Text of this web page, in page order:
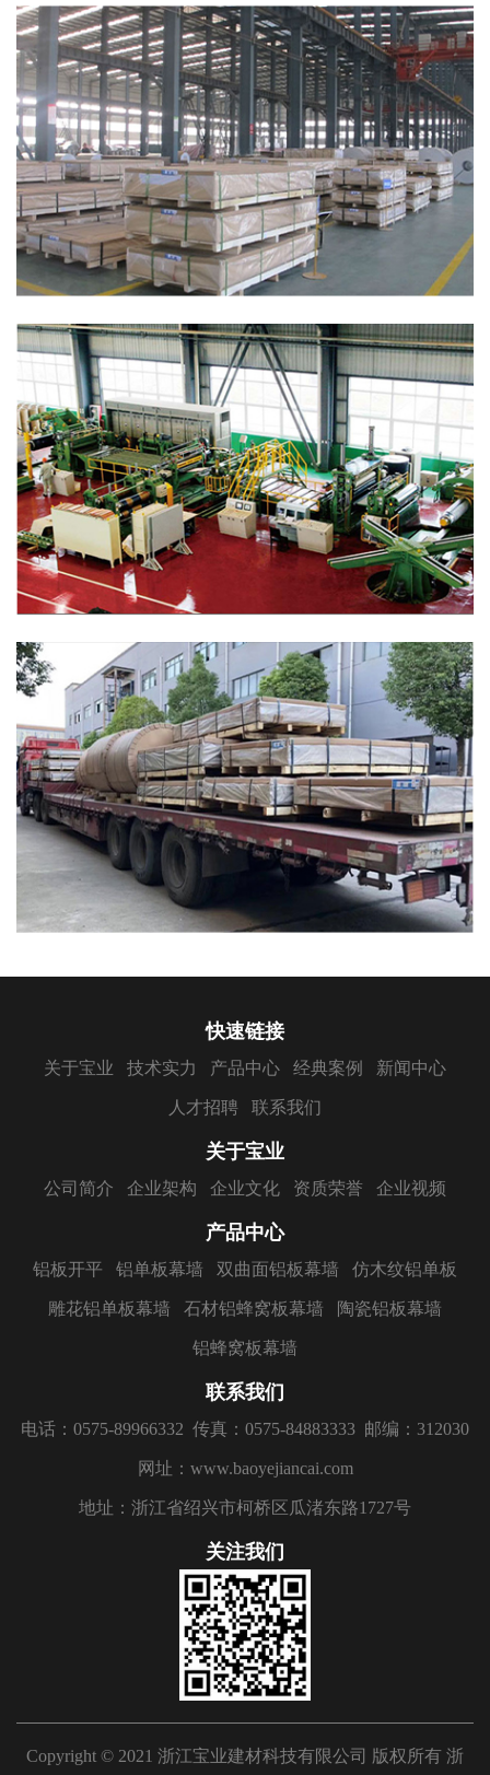
快速链接
关于宝业 技术实力 产品中心 经典案例 新闻中心
人才招聘 联系我们
关于宝业
公司简介 企业架构 企业文化 资质荣誉 企业视频
产品中心
铝板开平 铝单板幕墙 双曲面铝板幕墙 仿木纹铝单板
雕花铝单板幕墙 石材铝蜂窝板幕墙 陶瓷铝板幕墙
铝蜂窝板幕墙
联系我们
电话：0575-89966332 传真：0575-84883333 邮编：312030
网址：www.baoyejiancai.com
地址：浙江省绍兴市柯桥区瓜渚东路1727号
关注我们
Copyright © 2021 浙江宝业建材科技有限公司 版权所有 浙